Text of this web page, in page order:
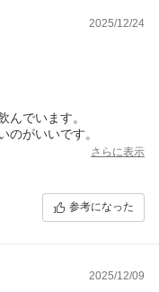
2025/12/24
んでいます。
のがいいです。
さらに表示
参考になった
2025/12/09